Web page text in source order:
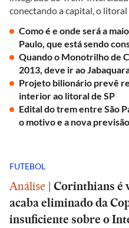
conectando a capital, o
Como é e onde será a
Paulo, que está sendo
Quando o Monotrilho de
2013, deve ir ao
Projeto bilionário prevê
interior ao litoral de SP
Edital do trem entre São
o motivo e a nova previsão
FUTEBOL
Análise | Corinthians é
acaba eliminado da
insuficiente sobre o